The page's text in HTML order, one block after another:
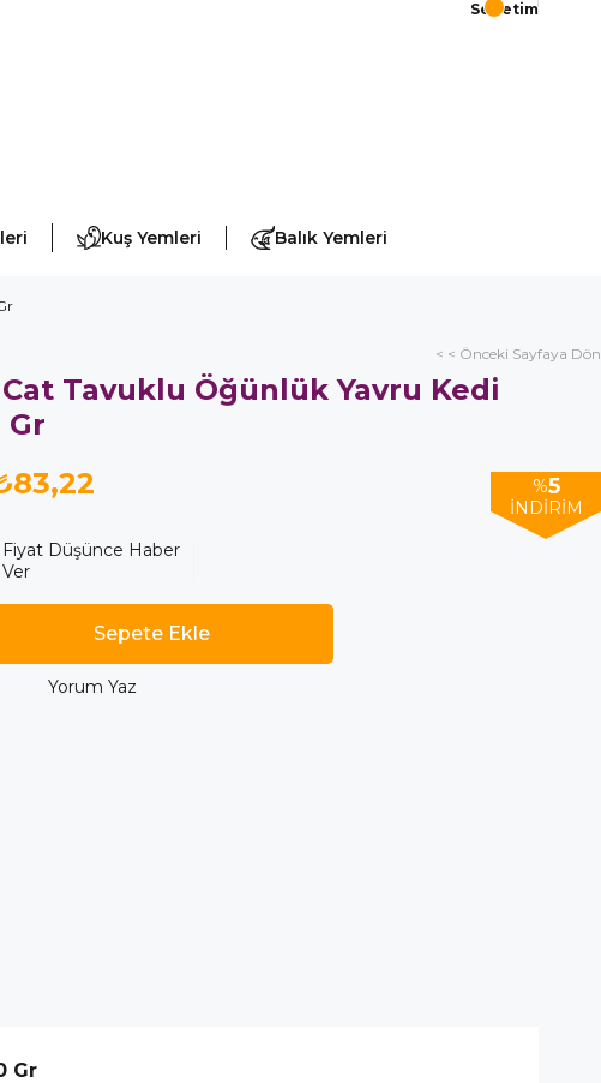
Sepetim
Kuş Yemleri Balık Yemleri
< < Önceki Sayfaya Dön
Tavuklu Öğünlük Yavru Kedi
Gr
%5
İNDIRIM
Fiyat Düşünce Haber
Ver
Yorum Yaz
Gr